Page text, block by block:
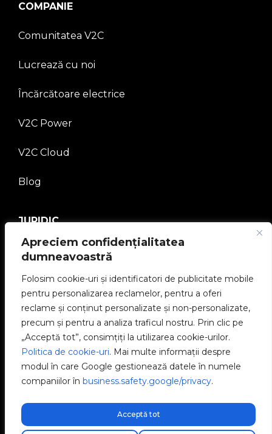
Apreciem confidențialitatea
dumneavoastră
Folosim cookie-uri și identificatori de publicitate mobile
pentru personalizarea reclamelor, pentru a oferi
reclame și conținut personalizate și non-personalizate,
precum și pentru a analiza traficul nostru. Prin clic pe
„Acceptă tot”, consimțiți la utilizarea cookie-urilor.
Politica de cookie-uri. Mai multe informații despre
modul în care Google gestionează datele în numele
companiilor în business.safety.google/privacy.
Acceptă tot
COMPANIE
Comunitatea V2C
Lucrează cu noi
Încărcătoare electrice
V2C Power
V2C Cloud
Blog
JURIDIC
Politica de confidențialitate
Aviz juridic
Politica de cookie-uri
Canal etic
Politica de calitate